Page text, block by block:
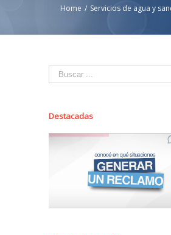
Home / Servicios de agua y
Destacadas